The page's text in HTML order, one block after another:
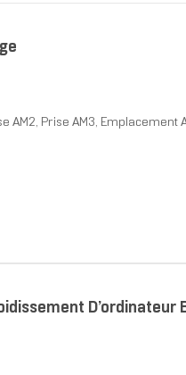
AM2, Prise AM3, Emplacement
D’ordinateur